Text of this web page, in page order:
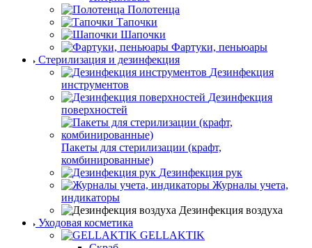
Полотенца
Тапочки
Шапочки
Фартуки, пеньюары
Стерилизация и дезинфекция
Дезинфекция
инструментов
Дезинфекция
поверхностей
Пакеты для стерилизации (крафт,
комбинированные)
Дезинфекция рук
Журналы учета,
индикаторы
Дезинфекция воздуха
Уходовая косметика
GELLAKTIK